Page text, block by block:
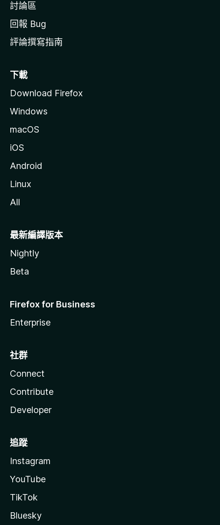
討論區
回報 Bug
評論撰寫指南
下載
Download Firefox
Windows
macOS
iOS
Android
Linux
All
最新編譯版本
Nightly
Beta
Firefox for Business
Enterprise
社群
Connect
Contribute
Developer
追蹤
Instagram
YouTube
TikTok
Bluesky